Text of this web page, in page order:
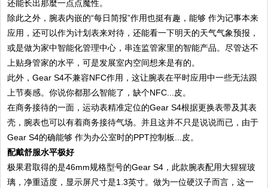
还能长出那麼一点点魔性。
除此之外，腕表内嵌的“每日简报”作用也挺有趣，能够 作为记事本来
应用，还可以作为计划表来对待，还能看一下明天的天气气象预报，
或是做为家中智能化管理中心，串连监管家里的智能产品。尽管达不
上贴身管家的水平，可是发展室内空间想来是有的。
此外，Gear S4不兼容NFC作用，这让腕表在平时应用中一些无法跟
上节奏感。你说你都那么智能了，缺个NFC...皮。
在商务接待的一面，运动表精准定位的Gear S4根据更换表带及其表
壳，腕表也可以有着商务接待气场。并且这并不只是说说而已，由于
Gear S4的确能够 作为办公室时的PPT控制板...皮。
配戴舒服水平极好
极果君取得的是46mm规格型号的Gear S4，此款腕表配用大猩猩玻
璃，净重适度，显示屏尺寸是1.3英寸。做为一位硬汉子而言，这一